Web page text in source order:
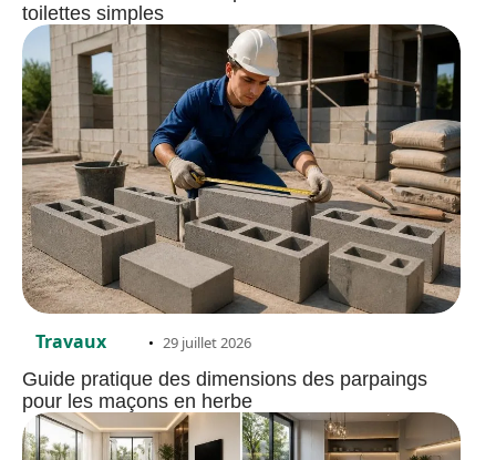
toilettes simples
Travaux 29 juillet 2026
Guide pratique des dimensions des parpaings
pour les maçons en herbe